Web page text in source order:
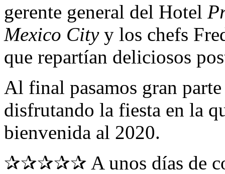
gerente general del Hotel
Mexico City y los chefs
que repartían deliciosos
Al final pasamos gran
disfrutando la fiesta en la
bienvenida al 2020.
✰✰✰✰✰ A unos días de